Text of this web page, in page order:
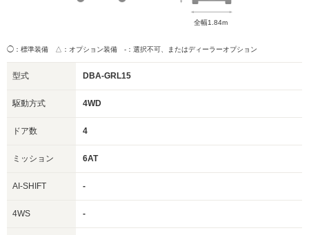
全幅1.84m
◯：標準装備 △：オプション装備 -：選択不可、またはディーラーオプション
型式 DBA-GRL15
駆動方式 4WD
ドア数 4
ミッション 6AT
AI-SHIFT -
4WS -